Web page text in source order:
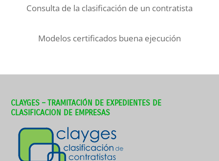
Consulta de la clasificación de un contratista
Modelos certificados buena ejecución
CLAYGES – TRAMITACIÓN DE EXPEDIENTES DE
CLASIFICACION DE EMPRESAS